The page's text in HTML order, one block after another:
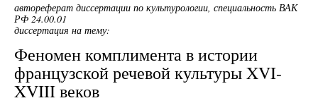
автореферат диссертации по культурологии, специальность ВАК
РФ 24.00.01
диссертация на тему:
Феномен комплимента в истории
французской речевой культуры XVI-
XVIII веков